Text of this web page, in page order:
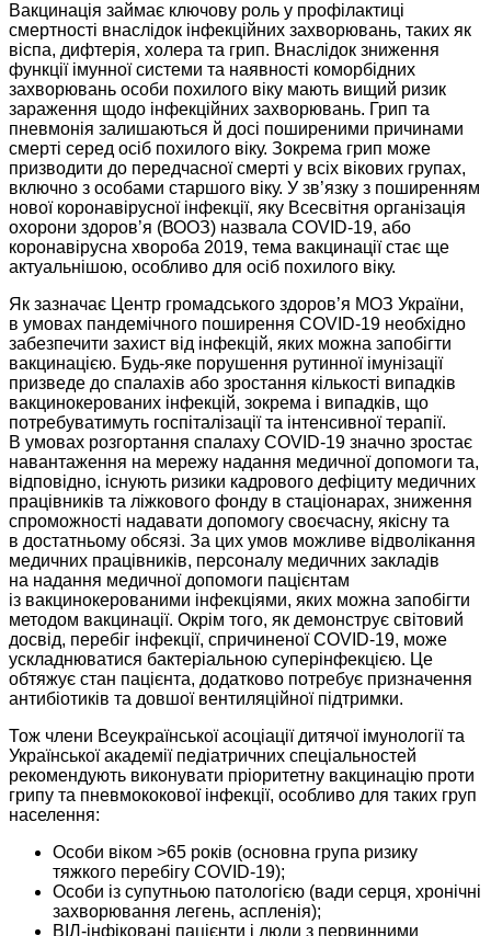
Вакцинація займає ключову роль у профілактиці
смертності внаслідок інфекційних захворювань, таких як
віспа, дифтерія, холера та грип. Внаслідок зниження
функції імунної системи та наявності коморбідних
захворювань особи похилого віку мають вищий ризик
зараження щодо інфекційних захворювань. Грип та
пневмонія залишаються й досі поширеними причинами
смерті серед осіб похилого віку. Зокрема грип може
призводити до передчасної смерті у всіх вікових групах,
включно з особами старшого віку. У зв’язку з поширенням
нової коронавірусної інфекції, яку Всесвітня організація
охорони здоров’я (ВООЗ) назвала COVID-19, або
коронавірусна хвороба 2019, тема вакцинації стає ще
актуальнішою, особливо для осіб похилого віку.
Як зазначає Центр громадського здоров’я МОЗ України,
в умовах пандемічного поширення COVID-19 необхідно
забезпечити захист від інфекцій, яких можна запобігти
вакцинацією. Будь-яке порушення рутинної імунізації
призведе до спалахів або зростання кількості випадків
вакцинокерованих інфекцій, зокрема і випадків, що
потребуватимуть госпіталізації та інтенсивної терапії.
В умовах розгортання спалаху COVID-19 значно зростає
навантаження на мережу надання медичної допомоги та,
відповідно, існують ризики кадрового дефіциту медичних
працівників та ліжкового фонду в стаціонарах, зниження
спроможності надавати допомогу своєчасну, якісну та
в достатньому обсязі. За цих умов можливе відволікання
медичних працівників, персоналу медичних закладів
на надання медичної допомоги пацієнтам
із вакцинокерованими інфекціями, яких можна запобігти
методом вакцинації. Окрім того, як демонструє світовий
досвід, перебіг інфекції, спричиненої COVID-19, може
ускладнюватися бактеріальною суперінфекцією. Це
обтяжує стан пацієнта, додатково потребує призначення
антибіотиків та довшої вентиляційної підтримки.
Тож члени Всеукраїнської асоціації дитячої імунології та
Української академії педіатричних спеціальностей
рекомендують виконувати пріоритетну вакцинацію проти
грипу та пневмококової інфекції, особливо для таких груп
населення:
Особи віком >65 років (основна група ризику
тяжкого перебігу COVID-19);
Особи із супутньою патологією (вади серця, хронічні
захворювання легень, аспленія);
ВІЛ-інфіковані пацієнти і люди з первинними